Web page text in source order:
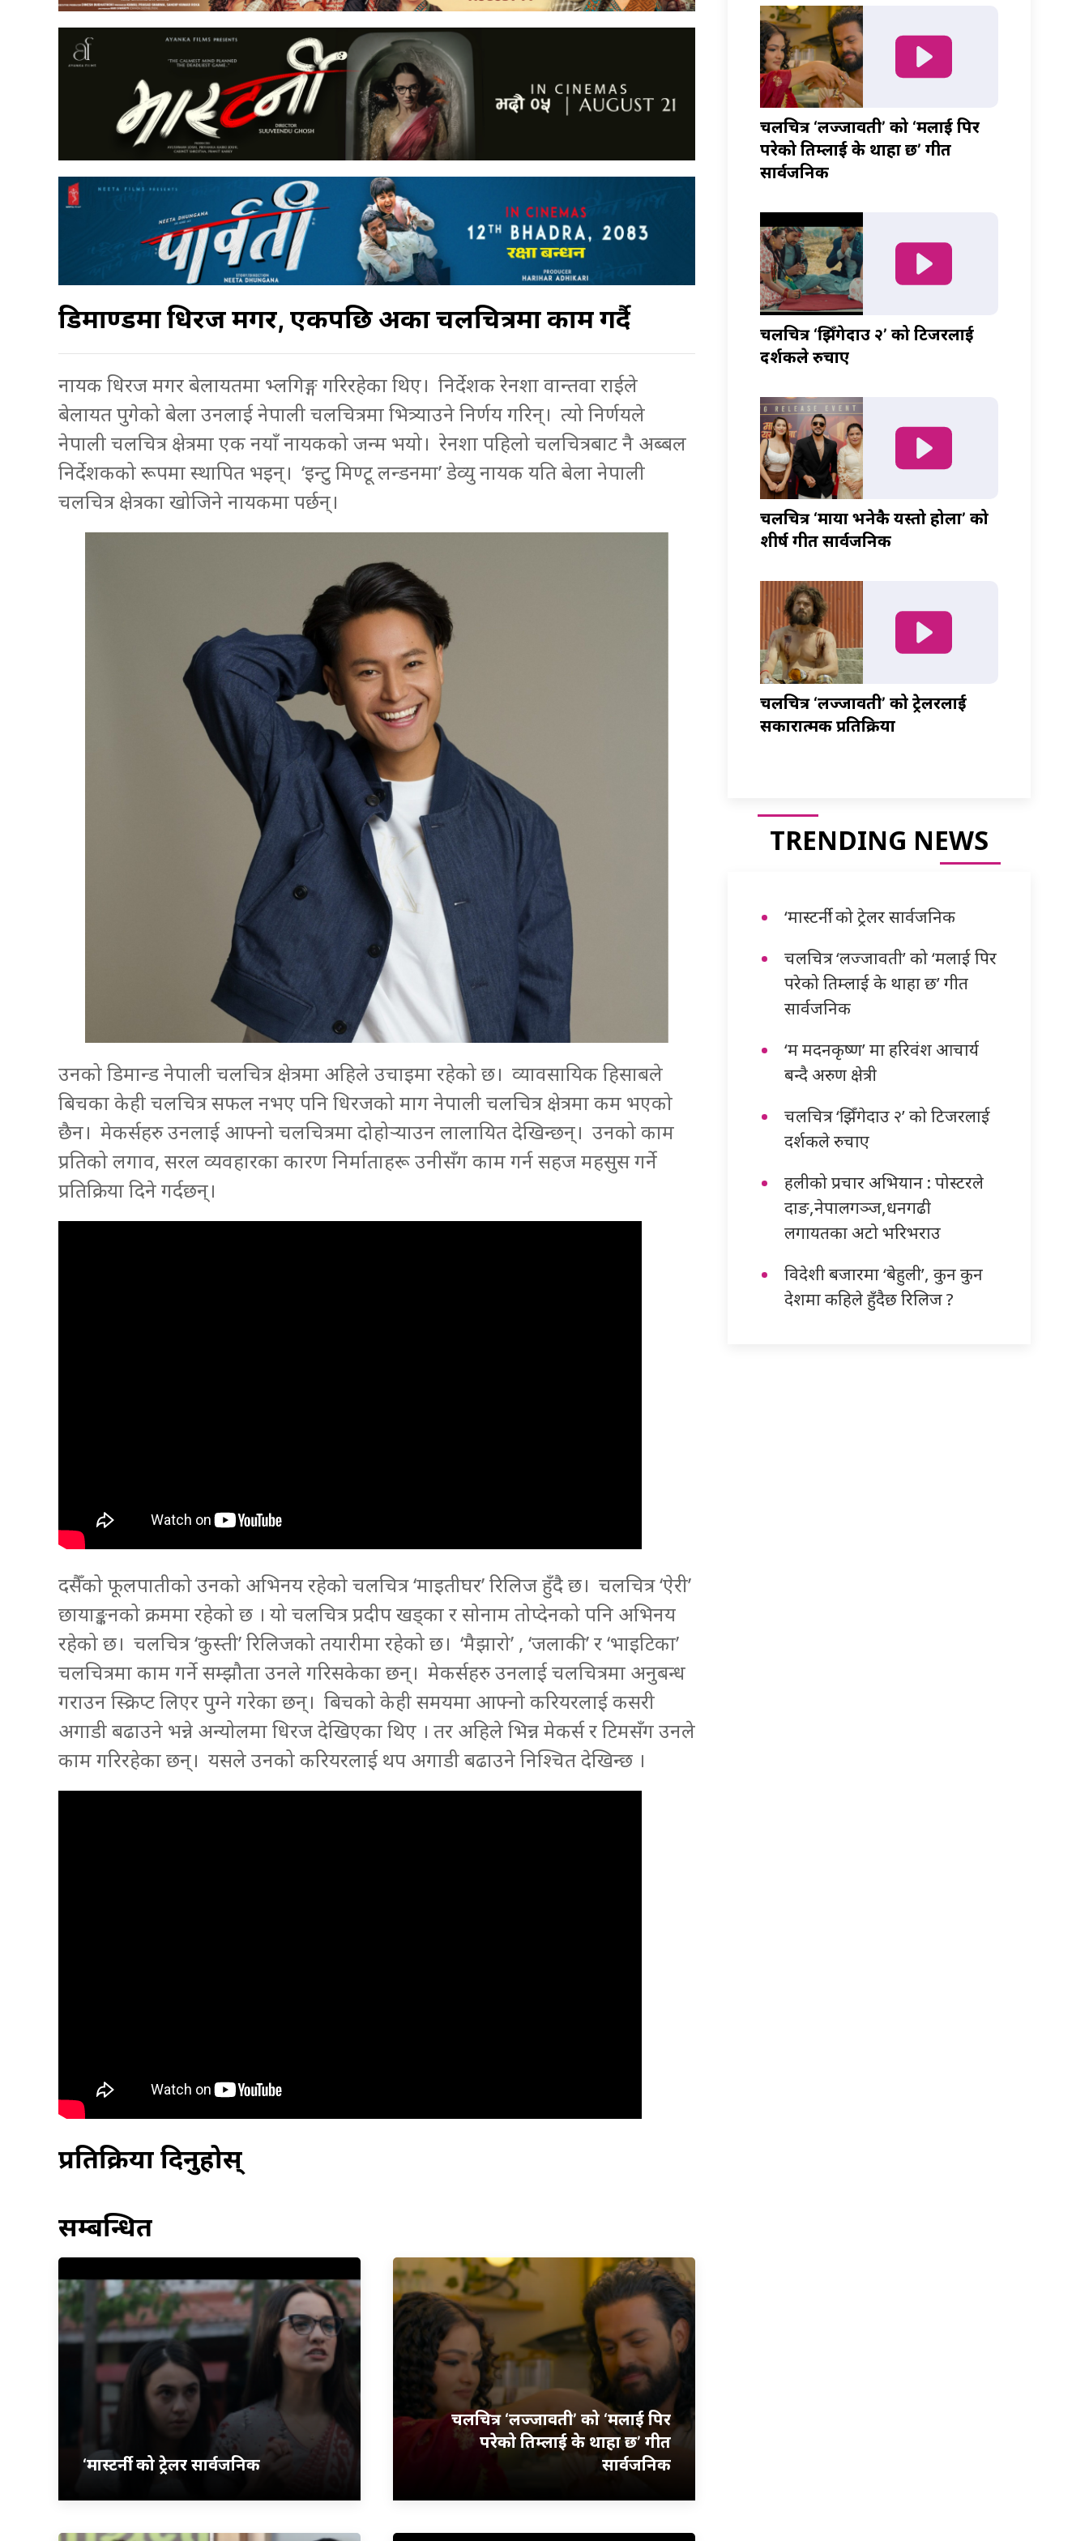
डिमाण्डमा धिरज मगर, एकपछि अर्को चलचित्रमा काम गर्दै
नायक धिरज मगर बेलायतमा भ्लगिङ्ग गरिरहेका थिए। निर्देशक रेनशा वान्तवा राईले
बेलायत पुगेको बेला उनलाई नेपाली चलचित्रमा भित्र्याउने निर्णय गरिन्। त्यो निर्णयले
नेपाली चलचित्र क्षेत्रमा एक नयाँ नायकको जन्म भयो। रेनशा पहिलो चलचित्रबाट नै अब्बल
निर्देशकको रूपमा स्थापित भइन्। ‘इन्टु मिण्टू लन्डनमा’ डेव्यु नायक यति बेला नेपाली
चलचित्र क्षेत्रका खोजिने नायकमा पर्छन्।
उनको डिमान्ड नेपाली चलचित्र क्षेत्रमा अहिले उचाइमा रहेको छ। व्यावसायिक हिसाबले
बिचका केही चलचित्र सफल नभए पनि धिरजको माग नेपाली चलचित्र क्षेत्रमा कम भएको
छैन। मेकर्सहरु उनलाई आफ्नो चलचित्रमा दोहोर्‍याउन लालायित देखिन्छन्। उनको काम
प्रतिको लगाव, सरल व्यवहारका कारण निर्माताहरू उनीसँग काम गर्न सहज महसुस गर्ने
प्रतिक्रिया दिने गर्दछन्।
दसैँको फूलपातीको उनको अभिनय रहेको चलचित्र ‘माइतीघर’ रिलिज हुँदै छ। चलचित्र ‘ऐरी’
छायाङ्कनको क्रममा रहेको छ । यो चलचित्र प्रदीप खड्का र सोनाम तोप्देनको पनि अभिनय
रहेको छ। चलचित्र ‘कुस्ती’ रिलिजको तयारीमा रहेको छ। ‘मैझारो’ , ‘जलाकी’ र ‘भाइटिका’
चलचित्रमा काम गर्ने सम्झौता उनले गरिसकेका छन्। मेकर्सहरु उनलाई चलचित्रमा अनुबन्ध
गराउन स्क्रिप्ट लिएर पुग्ने गरेका छन्। बिचको केही समयमा आफ्नो करियरलाई कसरी
अगाडी बढाउने भन्ने अन्योलमा धिरज देखिएका थिए । तर अहिले भिन्न मेकर्स र टिमसँग उनले
काम गरिरहेका छन्। यसले उनको करियरलाई थप अगाडी बढाउने निश्चित देखिन्छ ।
प्रतिक्रिया दिनुहोस्
सम्बन्धित
‘मास्टर्नी’ को ट्रेलर सार्वजनिक
चलचित्र ‘लज्जावती’ को ‘मलाई पिर
परेको तिम्लाई के थाहा छ’ गीत
सार्वजनिक
चलचित्र ‘लज्जावती’ को ‘मलाई पिर
परेको तिम्लाई के थाहा छ’ गीत
सार्वजनिक
चलचित्र ‘झिँगेदाउ २’ को टिजरलाई
दर्शकले रुचाए
चलचित्र ‘माया भनेकै यस्तो होला’ को
शीर्ष गीत सार्वजनिक
चलचित्र ‘लज्जावती’ को ट्रेलरलाई
सकारात्मक प्रतिक्रिया
TRENDING NEWS
‘मास्टर्नी’ को ट्रेलर सार्वजनिक
चलचित्र ‘लज्जावती’ को ‘मलाई पिर
परेको तिम्लाई के थाहा छ’ गीत
सार्वजनिक
‘म मदनकृष्ण’ मा हरिवंश आचार्य
बन्दै अरुण क्षेत्री
चलचित्र ‘झिँगेदाउ २’ को टिजरलाई
दर्शकले रुचाए
हलीको प्रचार अभियान : पोस्टरले
दाङ,नेपालगञ्ज,धनगढी
लगायतका अटो भरिभराउ
विदेशी बजारमा ‘बेहुली’, कुन कुन
देशमा कहिले हुँदैछ रिलिज ?